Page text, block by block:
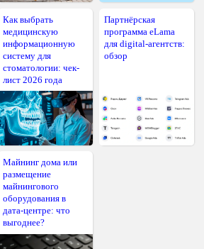
Как выбрать
медицинскую
информационную
систему для
стоматологии: чек-
лист 2026 года
Партнёрская
программа eLama
для digital-агентств:
обзор
Майнинг дома или
размещение
майнингового
оборудования в
дата-центре: что
выгоднее?